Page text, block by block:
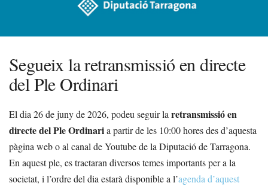
Segueix la retransmissió en directe
del Ple Ordinari
El dia 26 de juny de 2026, podeu seguir la retransmissió en
directe del Ple Ordinaria partir de les 10:00 hores des d’aquesta
pàgina web o al canal de Youtube de la Diputació de Tarragona.
En aquest ple, es tractaran diversos temes importants per a la
societat, i l’ordre del dia estarà disponible a l’agenda d’aquest